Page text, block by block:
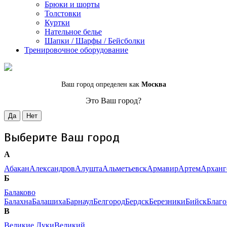
Брюки и шорты
Толстовки
Куртки
Нательное белье
Шапки / Шарфы / Бейсболки
Тренировочное оборудование
Ваш город определен как Москва
Это Ваш город?
Да Нет
Выберите Ваш город
А
АбаканАлександровАлуштаАльметьевскАрмавирАртем
Б
Балаково
БалахнаБалашихаБарнаулБелгородБердскБерезникиБийск
В
Великие ЛукиВеликий